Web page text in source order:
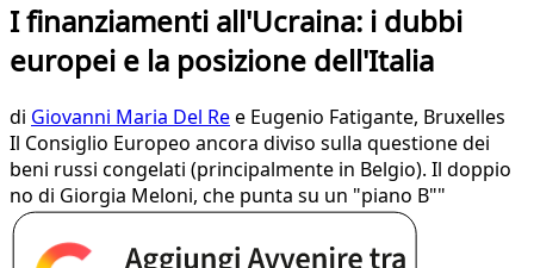
I finanziamenti all'Ucraina: i dubbi
europei e la posizione dell'Italia
di Giovanni Maria Del Ree Eugenio Fatigante, Bruxelles
Il Consiglio Europeo ancora diviso sulla questione dei
beni russi congelati (principalmente in Belgio). Il doppio
no di Giorgia Meloni, che punta su un "piano B""